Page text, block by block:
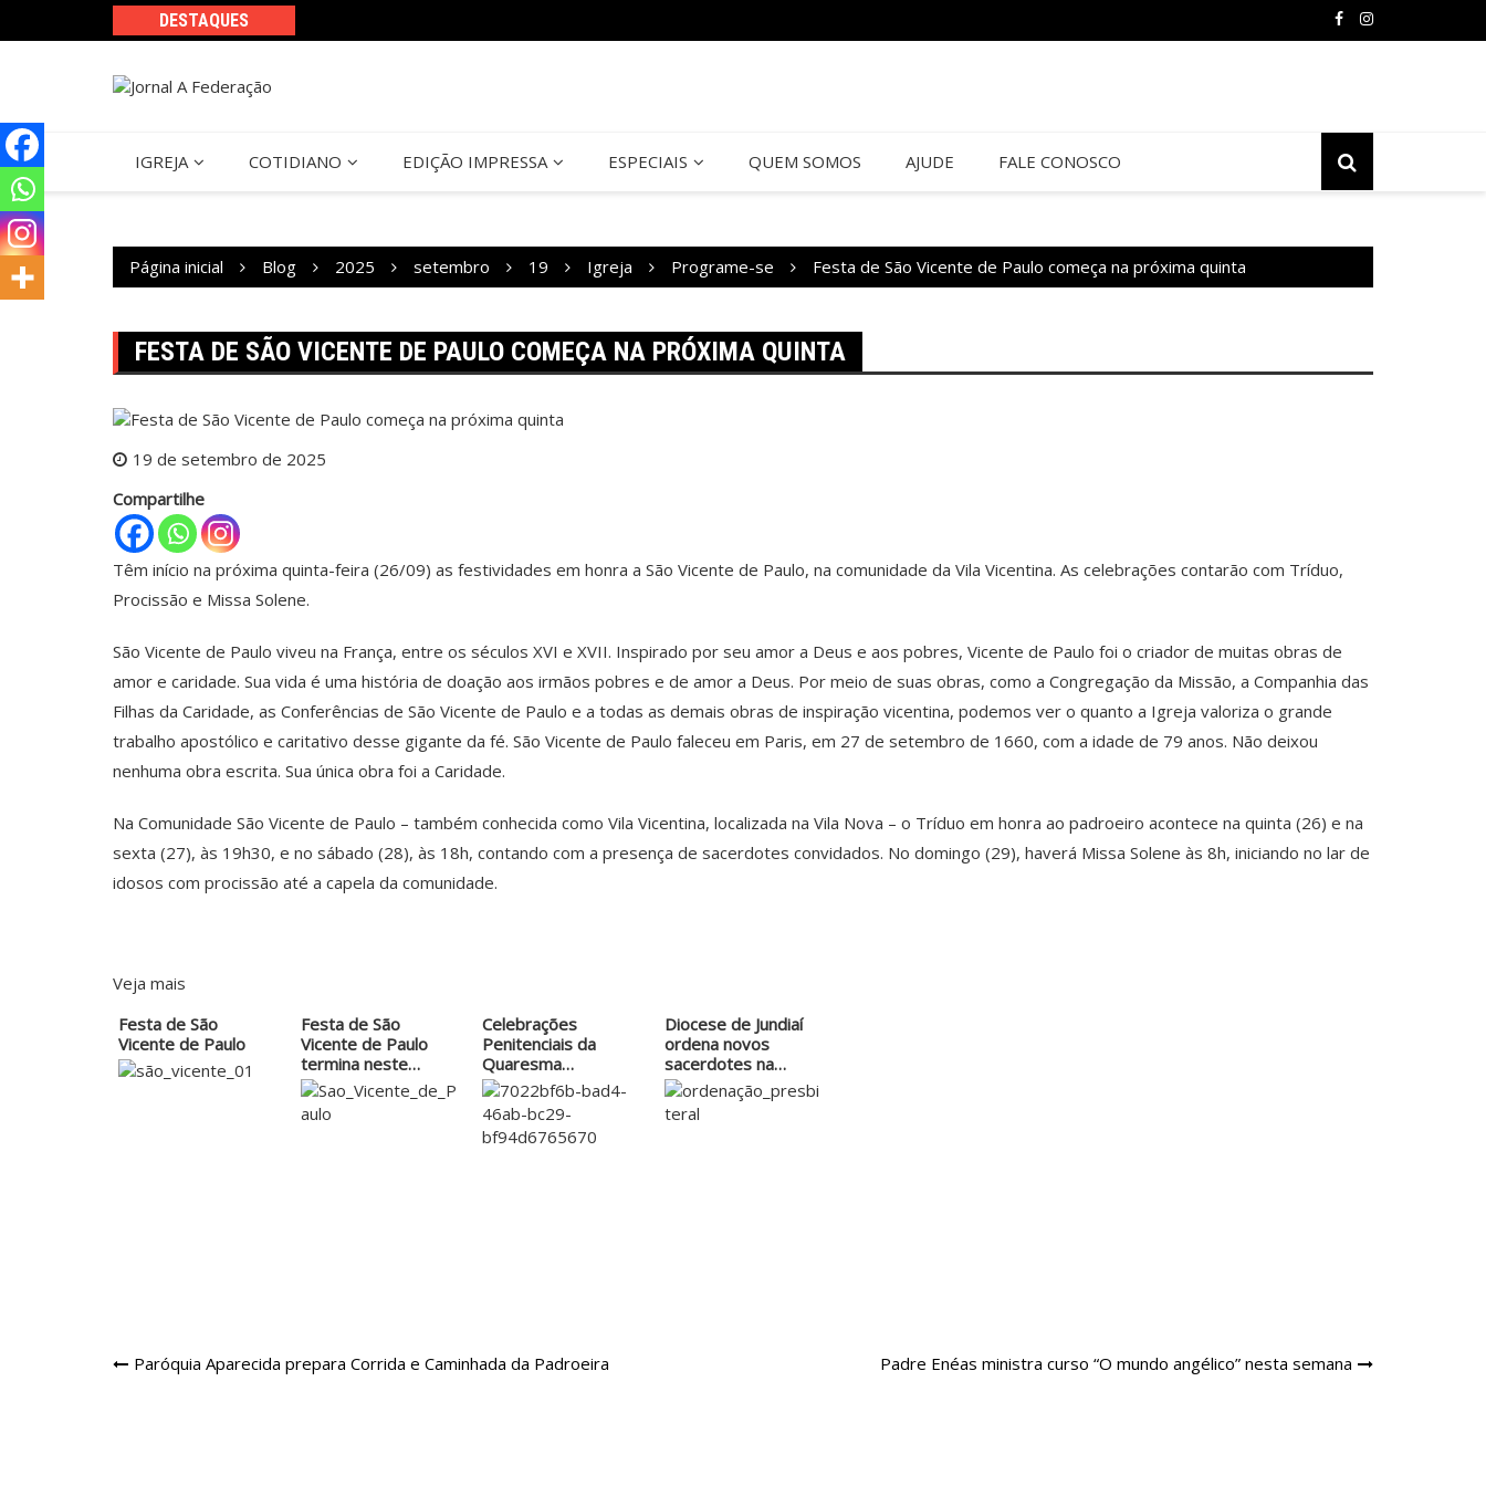
DESTAQUES
IGREJA COTIDIANO EDIÇÃO IMPRESSA ESPECIAIS QUEM SOMOS AJUDE FALE CONOSCO
Página inicial Blog 2025 setembro 19 Igreja Programe-se Festa de São Vicente de Paulo começa na próxima quinta
FESTA DE SÃO VICENTE DE PAULO COMEÇA NA PRÓXIMA QUINTA
19 de setembro de 2025
Compartilhe
Têm início na próxima quinta-feira (26/09) as festividades em honra a São Vicente de Paulo, na comunidade da Vila Vicentina. As celebrações contarão com Tríduo,
Procissão e Missa Solene.
São Vicente de Paulo viveu na França, entre os séculos XVI e XVII. Inspirado por seu amor a Deus e aos pobres, Vicente de Paulo foi o criador de muitas obras de
amor e caridade. Sua vida é uma história de doação aos irmãos pobres e de amor a Deus. Por meio de suas obras, como a Congregação da Missão, a Companhia das
Filhas da Caridade, as Conferências de São Vicente de Paulo e a todas as demais obras de inspiração vicentina, podemos ver o quanto a Igreja valoriza o grande
trabalho apostólico e caritativo desse gigante da fé. São Vicente de Paulo faleceu em Paris, em 27 de setembro de 1660, com a idade de 79 anos. Não deixou
nenhuma obra escrita. Sua única obra foi a Caridade.
Na Comunidade São Vicente de Paulo – também conhecida como Vila Vicentina, localizada na Vila Nova – o Tríduo em honra ao padroeiro acontece na quinta (26) e na
sexta (27), às 19h30, e no sábado (28), às 18h, contando com a presença de sacerdotes convidados. No domingo (29), haverá Missa Solene às 8h, iniciando no lar de
idosos com procissão até a capela da comunidade.
Veja mais
Festa de São
Vicente de Paulo
Festa de São
Vicente de Paulo
termina neste
sábado
Celebrações
Penitenciais da
Quaresma
continuam até a…
Diocese de Jundiaí
ordena novos
sacerdotes na
próxima sexta
Navegação
Paróquia Aparecida prepara Corrida e Caminhada da Padroeira Padre Enéas ministra curso “O mundo angélico” nesta semana